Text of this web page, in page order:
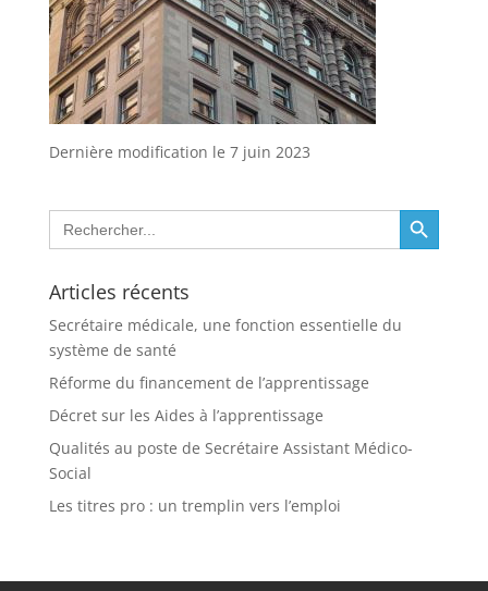
Dernière modification le 7 juin 2023
Search
for:
Search Button
Articles récents
Secrétaire médicale, une fonction essentielle du
système de santé
Réforme du financement de l’apprentissage
Décret sur les Aides à l’apprentissage
Qualités au poste de Secrétaire Assistant Médico-
Social
Les titres pro : un tremplin vers l’emploi